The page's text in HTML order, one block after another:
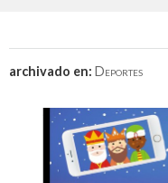
archivado en: Deportes